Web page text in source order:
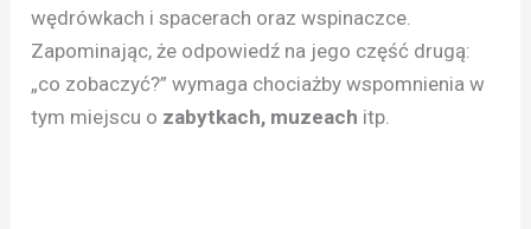
wędrówkach i spacerach oraz wspinaczce.
Zapominając, że odpowiedź na jego część drugą:
„co zobaczyć?” wymaga chociażby wspomnienia w
tym miejscu o zabytkach, muzeach itp.